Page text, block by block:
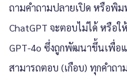
ถามคำถามปลายเปิด หรือพิ
ChatGPT จะตอบไม่ได้ หรือ
GPT-4o ซึ่งถูกพัฒนาขึ้นเพื่อ
สามารถตอบ (เกือบ) ทุกคำถ